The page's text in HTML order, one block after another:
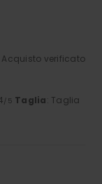
Acquisto verificato
/5 Taglia: Taglia